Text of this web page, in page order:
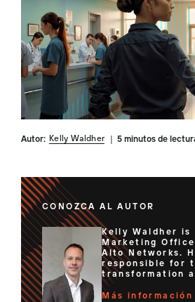
Autor: Kelly Waldher |5 minutos de
CONOZCA AL AUTOR
Kelly Waldher is
Marketing
Alto Networks. He is
responsible for
transformation
the company's
initiatives,
Más información